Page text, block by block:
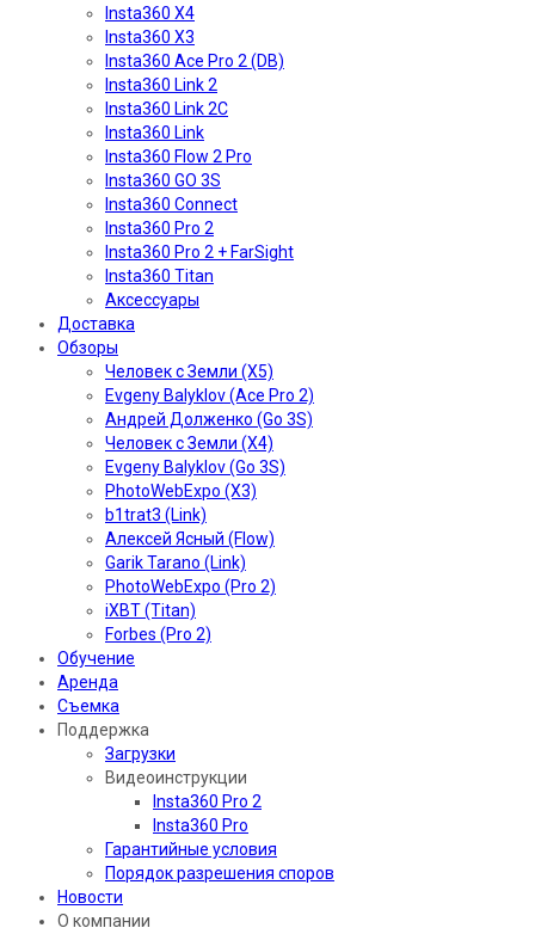
Insta360 X4
Insta360 X3
Insta360 Ace Pro 2 (DB)
Insta360 Link 2
Insta360 Link 2C
Insta360 Link
Insta360 Flow 2 Pro
Insta360 GO 3S
Insta360 Connect
Insta360 Pro 2
Insta360 Pro 2 + FarSight
Insta360 Titan
Аксессуары
Доставка
Обзоры
Человек с Земли (X5)
Evgeny Balyklov (Ace Pro 2)
Андрей Долженко (Go 3S)
Человек с Земли (X4)
Evgeny Balyklov (Go 3S)
PhotoWebExpo (X3)
b1trat3 (Link)
Алексей Ясный (Flow)
Garik Tarano (Link)
PhotoWebExpo (Pro 2)
iXBT (Titan)
Forbes (Pro 2)
Обучение
Аренда
Съемка
Поддержка
Загрузки
Видеоинструкции
Insta360 Pro 2
Insta360 Pro
Гарантийные условия
Порядок разрешения споров
Новости
О компании